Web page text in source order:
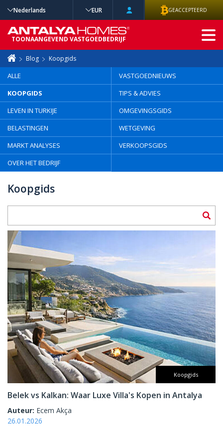
Blog Koopgids
ALLE
VASTGOEDNIEUWS
KOOPGIDS
TIPS & ADVIES
LEVEN IN TURKIJE
OMGEVINGSGIDS
BELASTINGEN
WETGEVING
MARKT ANALYSES
VERKOOPSGIDS
OVER HET BEDRIJF
Koopgids
Koopgids
Belek vs Kalkan: Waar Luxe Villa's Kopen in Antalya
Auteur: Ecem Akça
26.01.2026
Nederlands EUR GEACCEPTEERD
TOONAANGEVEND VASTGOEDBEDRIJF
GEAVANCEERD
ZOEKEN